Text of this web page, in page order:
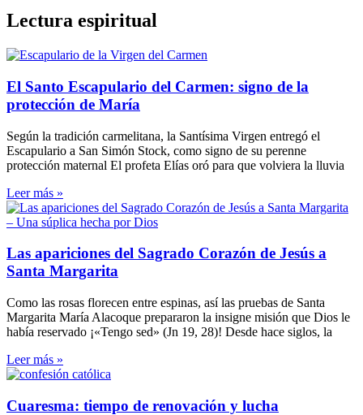
Lectura espiritual
El Santo Escapulario del Carmen: signo de la
protección de María
Según la tradición carmelitana, la Santísima Virgen entregó el
Escapulario a San Simón Stock, como signo de su perenne
protección maternal El profeta Elías oró para que volviera la lluvia
Leer más »
Las apariciones del Sagrado Corazón de Jesús a
Santa Margarita
Como las rosas florecen entre espinas, así las pruebas de Santa
Margarita María Alacoque prepararon la insigne misión que Dios le
había reservado ¡«Tengo sed» (Jn 19, 28)! Desde hace siglos, la
Leer más »
Cuaresma: tiempo de renovación y lucha